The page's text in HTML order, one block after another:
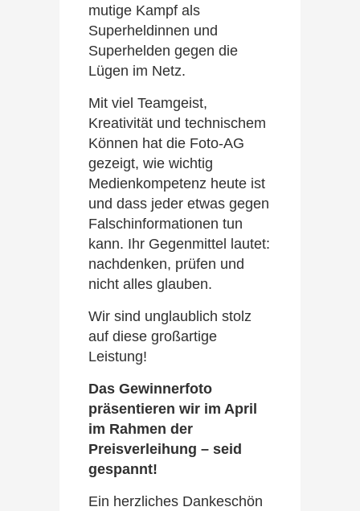
mutige Kampf als
Superheldinnen und
Superhelden gegen die
Lügen im Netz.
Mit viel Teamgeist,
Kreativität und technischem
Können hat die Foto-AG
gezeigt, wie wichtig
Medienkompetenz heute ist
und dass jeder etwas gegen
Falschinformationen tun
kann. Ihr Gegenmittel lautet:
nachdenken, prüfen und
nicht alles glauben.
Wir sind unglaublich stolz
auf diese großartige
Leistung!
Das Gewinnerfoto
präsentieren wir im April
im Rahmen der
Preisverleihung – seid
gespannt!
Ein herzliches Dankeschön